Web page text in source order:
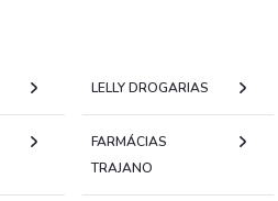
LELLY DROGARIAS
FARMÁCIAS
TRAJANO